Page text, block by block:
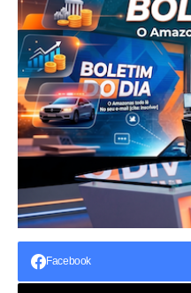
Facebook